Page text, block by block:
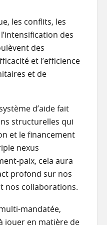
les conflits, les
des
des
et l’efficience
et de
d’aide fait
structurelles qui
et le financement
nexus
paix, cela aura
profond sur nos
nos collaborations.
mandatée,
jouer en matière de